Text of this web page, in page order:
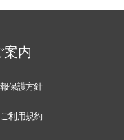
案内
保護方針
利用規約